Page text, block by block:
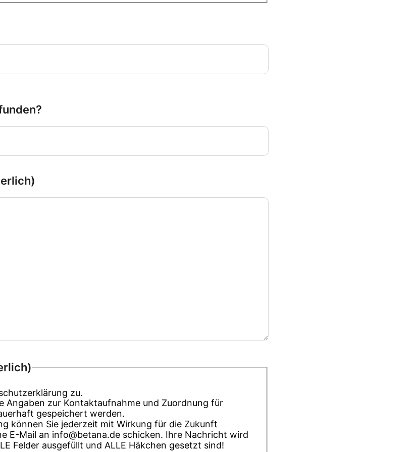
zu.
Angaben zur Kontaktaufnahme und Zuordnung für
gespeichert werden.
können Sie jederzeit mit Wirkung für die Zukunft
E-Mail an info@betana.de schicken. Ihre Nachricht wird
Felder ausgefüllt und ALLE Häkchen gesetzt sind!